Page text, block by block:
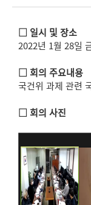
□ 일시 및 장소
2022년 1월 28일
□ 회의 주요내용
국건위 과제 관련
□ 회의 사진